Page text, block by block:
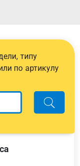
типу
по артикулу